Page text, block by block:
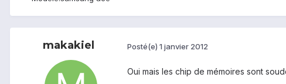
makakiel Posté(e) 1 janvier 2012
Oui mais les chip de mémoires sont